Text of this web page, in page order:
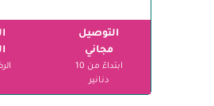
التوصيل
مجاني
ابتداءً من 10
دنانير